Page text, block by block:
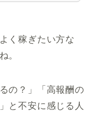
く稼ぎたい方な
。
の？」「高報酬の
と不安に感じる人